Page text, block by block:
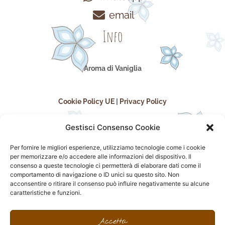
Gestisci Consenso Cookie
Per fornire le migliori esperienze, utilizziamo tecnologie come i cookie
per memorizzare e/o accedere alle informazioni del dispositivo. Il
consenso a queste tecnologie ci permetterà di elaborare dati come il
comportamento di navigazione o ID unici su questo sito. Non
acconsentire o ritirare il consenso può influire negativamente su alcune
caratteristiche e funzioni.
Accetta
email
Info
Aroma di Vaniglia
Cookie Policy UE Privacy Policy
seguici sui social
F
I
n
P
i
F